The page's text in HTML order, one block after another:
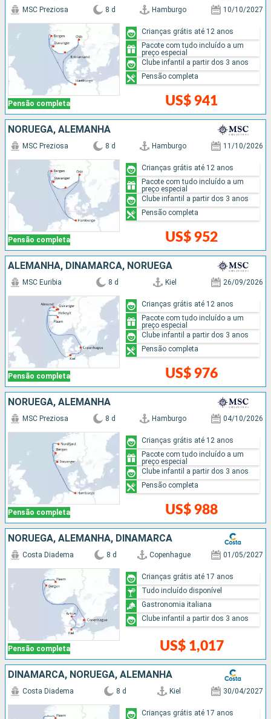
Pensão completa
MSC Preziosa 8 d Hamburgo 10/10/2027
US$ 941
Crianças grátis até 12 anos
Pacote com tudo incluído a um
preço especial
Clube infantil a partir dos 3 anos
Pensão completa
NORUEGA, ALEMANHA
Pensão completa
MSC Preziosa 8 d Hamburgo 11/10/2026
US$ 952
Crianças grátis até 12 anos
Pacote com tudo incluído a um
preço especial
Clube infantil a partir dos 3 anos
Pensão completa
ALEMANHA, DINAMARCA, NORUEGA
Pensão completa
MSC Euribia 8 d Kiel 26/09/2026
US$ 976
Crianças grátis até 12 anos
Pacote com tudo incluído a um
preço especial
Clube infantil a partir dos 3 anos
Pensão completa
NORUEGA, ALEMANHA
Pensão completa
MSC Preziosa 8 d Hamburgo 04/10/2026
US$ 988
Crianças grátis até 12 anos
Pacote com tudo incluído a um
preço especial
Clube infantil a partir dos 3 anos
Pensão completa
NORUEGA, ALEMANHA, DINAMARCA
Pensão completa
Costa Diadema 8 d Copenhague 01/05/2027
US$ 1,017
Crianças grátis até 17 anos
Tudo incluído disponível
Gastronomia italiana
Clube infantil a partir dos 3 anos
DINAMARCA, NORUEGA, ALEMANHA
Costa Diadema 8 d Kiel 30/04/2027
Crianças grátis até 17 anos